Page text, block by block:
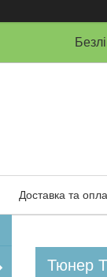
Доставка та
Тюнер